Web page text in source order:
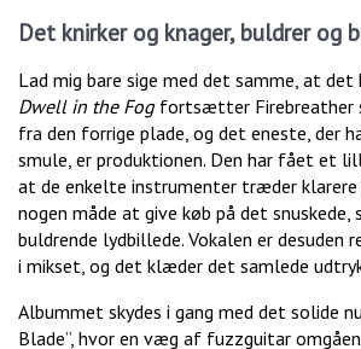
Det knirker og knager, buldrer og
Lad mig bare sige med det samme, at det
Dwell in the Fogfortsætter Firebreather
fra den forrige plade, og det eneste, der
smule, er produktionen. Den har fået et
at de enkelte instrumenter træder klarere
nogen måde at give køb på det snuskede,
buldrende lydbillede. Vokalen er
i mikset, og det klæder det samlede
Albummet skydes i gang med det solide
Blade”, hvor en væg af fuzzguitar